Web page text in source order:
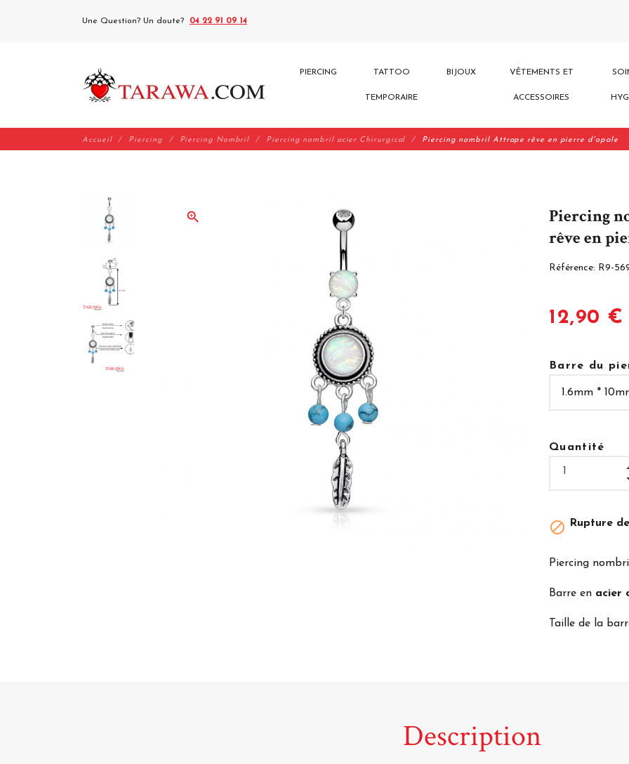
Une Question? Un doute? 04 22 91 09 14
PIERCING TATTOO
TEMPORAIRE
BIJOUX VÊTEMENTS ET
ACCESSOIRES
Accueil Piercing Piercing Nombril Piercing nombril acier Chirurgical Piercing nombril Attrape rêve en pierre d'opale
zoom_in
Piercing
rêve en
Référence: R9-
12,90 €
Barre du
Quantité
 Rupture
Piercing
Barre en acier
Taille de la
Description